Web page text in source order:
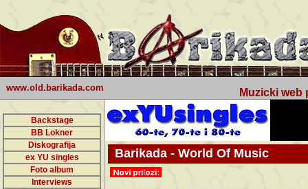
www.old.barikada.com Muzicki web
Backstage
BB Lokner
Diskografija
ex YU singles
Foto album
Interviews
Barikada - World Of Music